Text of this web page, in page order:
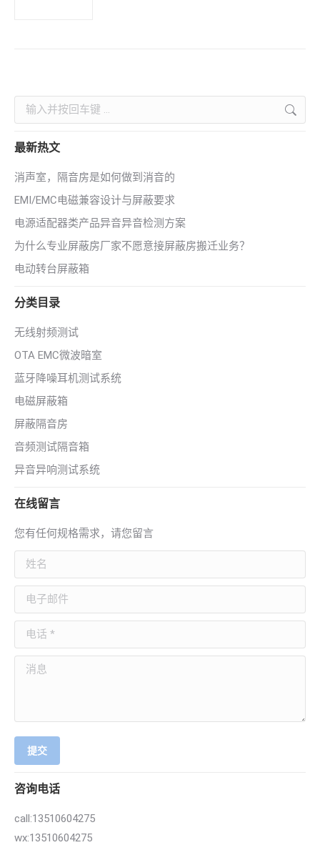
Search:
最新热文
消声室，隔音房是如何做到消音的
EMI/EMC电磁兼容设计与屏蔽要求
电源适配器类产品异音异音检测方案
为什么专业屏蔽房厂家不愿意接屏蔽房搬迁业务？
电动转台屏蔽箱
分类目录
无线射频测试
OTA EMC微波暗室
蓝牙降噪耳机测试系统
电磁屏蔽箱
屏蔽隔音房
音频测试隔音箱
异音异响测试系统
在线留言
您有任何规格需求，请您留言
姓名
电子邮件
电话 *
消息
提交
咨询电话
call:13510604275
wx:13510604275